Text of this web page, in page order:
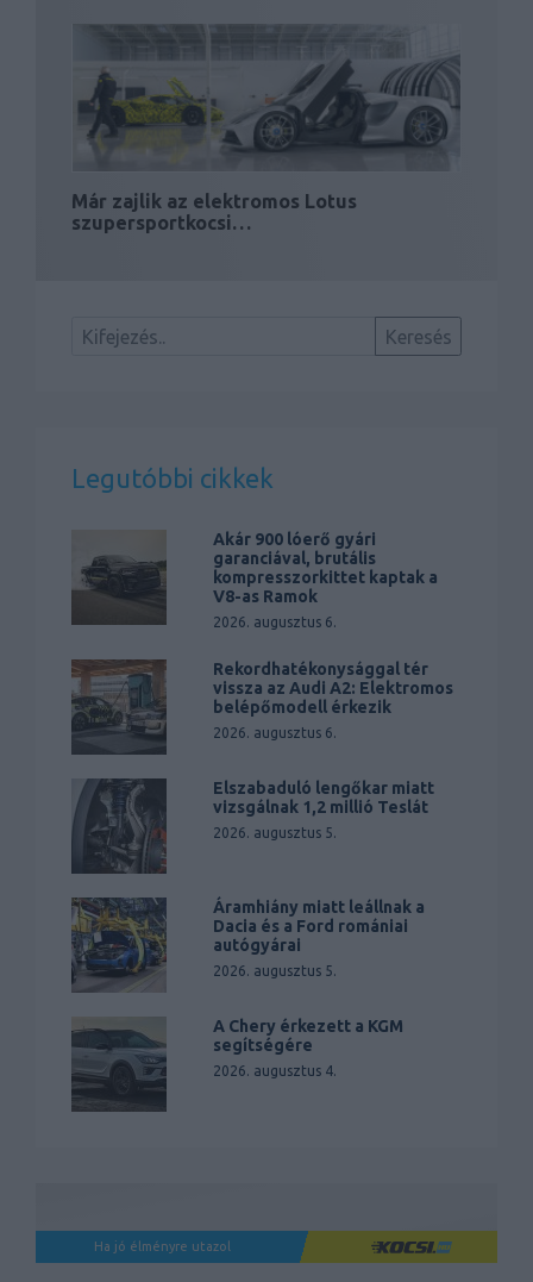
Már zajlik az elektromos Lotus
szupersportkocsi…
Legutóbbi cikkek
Akár 900 lóerő gyári
garanciával, brutális
kompresszorkittet kaptak a
V8-as Ramok
2026. augusztus 6.
Rekordhatékonysággal tér
vissza az Audi A2: Elektromos
belépőmodell érkezik
2026. augusztus 6.
Elszabaduló lengőkar miatt
vizsgálnak 1,2 millió Teslát
2026. augusztus 5.
Áramhiány miatt leállnak a
Dacia és a Ford romániai
autógyárai
2026. augusztus 5.
A Chery érkezett a KGM
segítségére
2026. augusztus 4.
Ha jó élményre utazol